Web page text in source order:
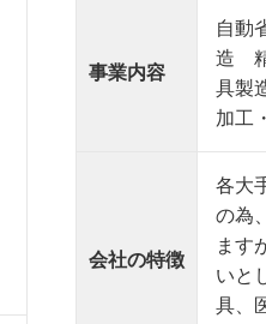
事業内容
自動
造
具製
加工
会社の特徴
各大
の為
ます
いと
具、